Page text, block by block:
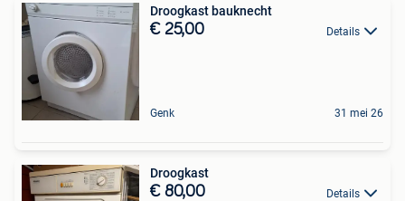
Droogkast bauknecht
€ 25,00 Details
Genk 31 mei 26
Droogkast
€ 80,00 Details